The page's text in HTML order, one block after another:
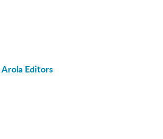
Editors